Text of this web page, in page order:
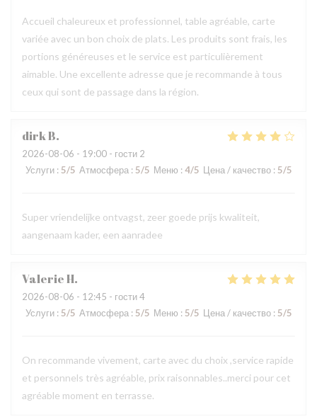
Accueil chaleureux et professionnel, table agréable, carte
variée avec un bon choix de plats. Les produits sont frais, les
portions généreuses et le service est particulièrement
aimable. Une excellente adresse que je recommande à tous
ceux qui sont de passage dans la région.
dirkB
2026-08-06 - 19:00 - гости 2
Услуги : 5/5 Атмосфера : 5/5 Меню : 4/5 Цена / качество : 5/5
Super vriendelijke ontvagst, zeer goede prijs kwaliteit,
aangenaam kader, een aanradee
ValerieH
2026-08-06 - 12:45 - гости 4
Услуги : 5/5 Атмосфера : 5/5 Меню : 5/5 Цена / качество : 5/5
On recommande vivement, carte avec du choix ,service rapide
et personnels très agréable, prix raisonnables..merci pour cet
agréable moment en terrasse.